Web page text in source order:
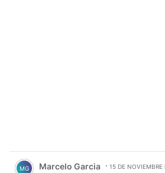
Comentario de Marcelo Garcia.
MG Marcelo Garcia 15 DE NOVIEMBRE